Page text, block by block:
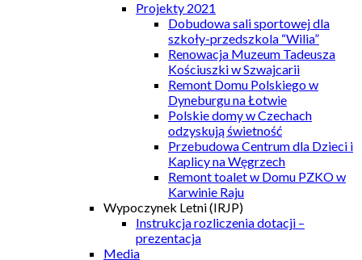
Projekty 2021
Dobudowa sali sportowej dla
szkoły-przedszkola “Wilia”
Renowacja Muzeum Tadeusza
Kościuszki w Szwajcarii
Remont Domu Polskiego w
Dyneburgu na Łotwie
Polskie domy w Czechach
odzyskują świetność
Przebudowa Centrum dla Dzieci i
Kaplicy na Węgrzech
Remont toalet w Domu PZKO w
Karwinie Raju
Wypoczynek Letni (IRJP)
Instrukcja rozliczenia dotacji –
prezentacja
Media